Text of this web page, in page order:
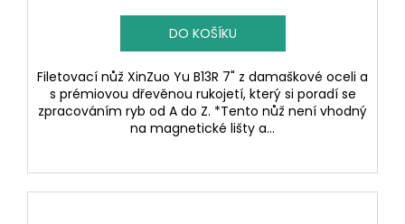
DO KOŠÍKU
Filetovací nůž XinZuo Yu B13R 7" z damaškové oceli a
s prémiovou dřevěnou rukojetí, který si poradí se
zpracováním ryb od A do Z. *Tento nůž není vhodný
na magnetické lišty a...